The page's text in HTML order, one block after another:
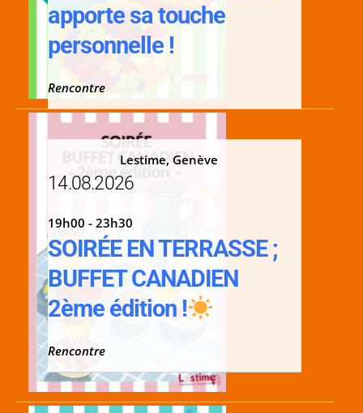
apporte sa touche
personnelle !
Rencontre
Lestime, Genève
14.08.2026
19h00 - 23h30
SOIRÉE EN TERRASSE ;
BUFFET CANADIEN
2ème édition !
Rencontre